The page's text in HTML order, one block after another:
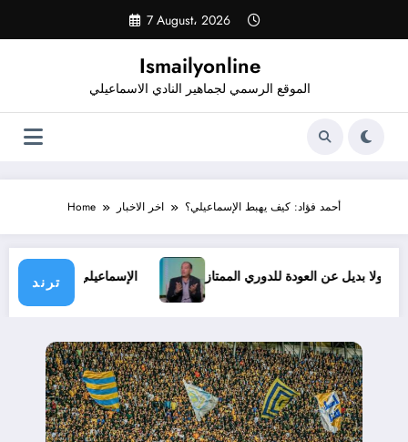
content
7 August، 2026
Ismailyonline
الموقع الرسمي لجماهير النادي الاسماعيلي
Home اخر الاخبار أحمد فؤاد: كيف يهبط الإسماعيلي؟
ترند
الإسماعيلي يدخل ولا بديل عن العودة للدوري الممتاز